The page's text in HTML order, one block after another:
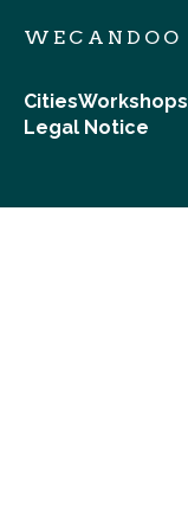
WECANDOO
CitiesWorkshops
Legal Notice